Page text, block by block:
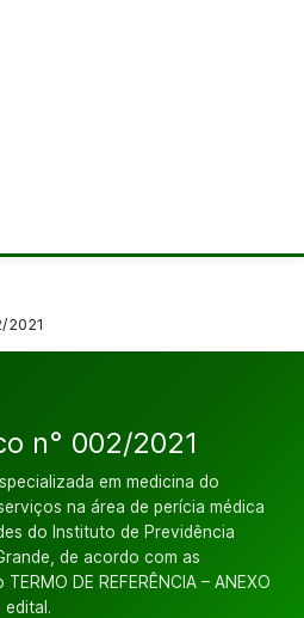
2021
n° 002/2021
em medicina do
na área de perícia médica
do Instituto de Previdência
de acordo com as
DE REFERÊNCIA – ANEXO
edital.